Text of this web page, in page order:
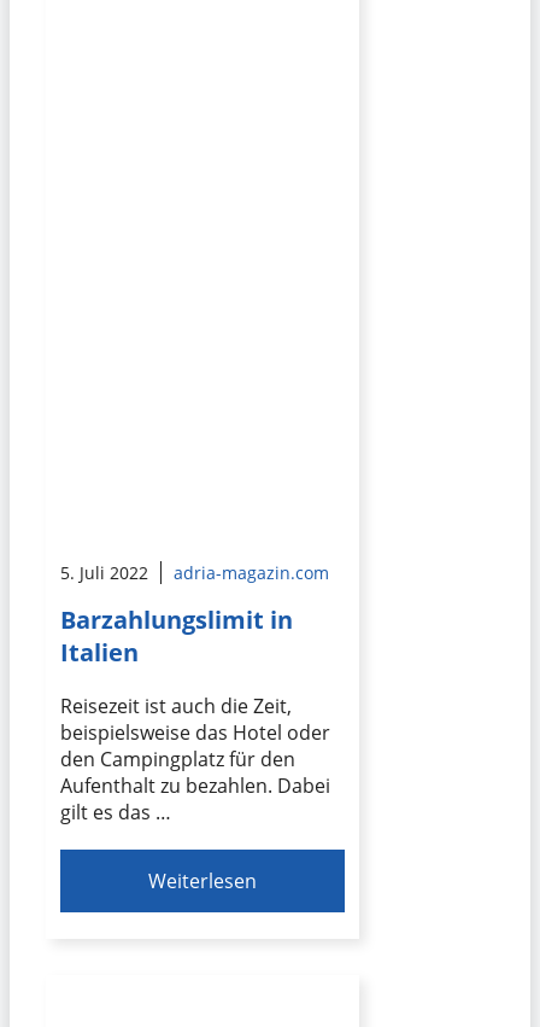
5. Juli 2022 adria-magazin.com
Barzahlungslimit in
Italien
Reisezeit ist auch die Zeit,
beispielsweise das Hotel oder
den Campingplatz für den
Aufenthalt zu bezahlen. Dabei
gilt es das …
Weiterlesen